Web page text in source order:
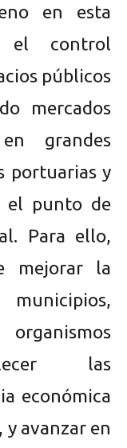
en esta
el control
públicos
mercados
grandes
portuarias y
el punto de
Para ello,
mejorar la
las
económica
avanzar en